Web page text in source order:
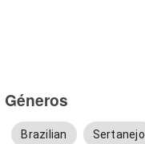
Géneros
Brazilian Sertanejo